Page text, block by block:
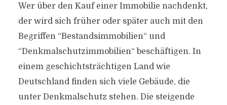
Wer über den Kauf einer Immobilie nachdenkt,
der wird sich früher oder später auch mit den
Begriffen “Bestandsimmobilien“ und
“Denkmalschutzimmobilien“ beschäftigen. In
einem geschichtsträchtigen Land wie
Deutschland finden sich viele Gebäude, die
unter Denkmalschutz stehen. Die steigende